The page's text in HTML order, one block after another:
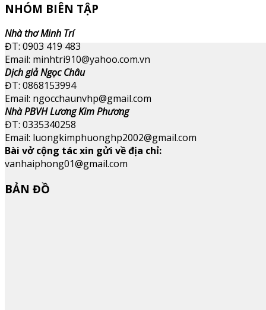
NHÓM BIÊN TẬP
Nhà thơ Minh Trí
ĐT: 0903 419 483
Email: minhtri910@yahoo.com.vn
Dịch giả Ngọc Châu
ĐT: 0868153994
Email: ngocchaunvhp@gmail.com
Nhà PBVH Lương Kim Phương
ĐT: 0335340258
Email: luongkimphuonghp2002@gmail.com
Bài vở cộng tác xin gửi về địa chỉ:
vanhaiphong01@gmail.com
BẢN ĐỒ